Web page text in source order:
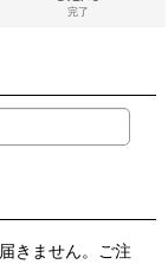
完了
きません。ご注